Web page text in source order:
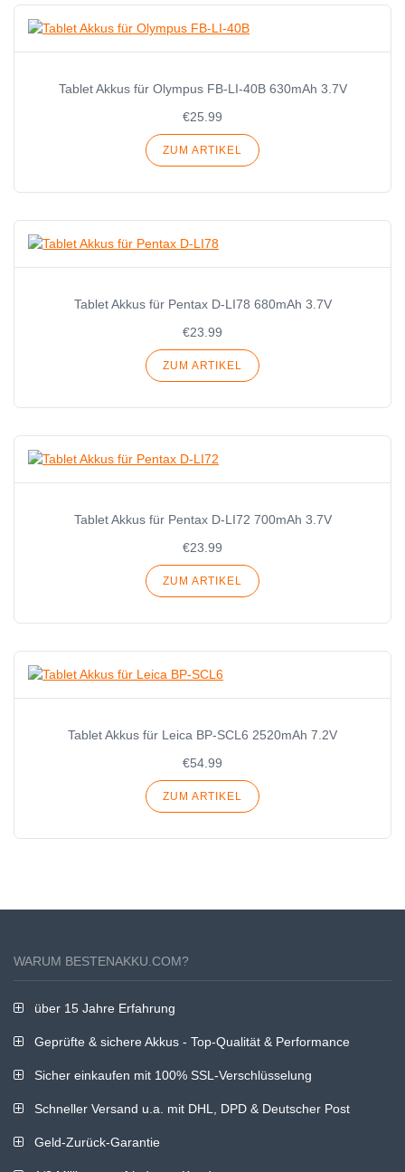
Tablet Akkus für Olympus FB-LI-40B 630mAh 3.7V
€25.99
ZUM ARTIKEL
Tablet Akkus für Pentax D-LI78 680mAh 3.7V
€23.99
ZUM ARTIKEL
Tablet Akkus für Pentax D-LI72 700mAh 3.7V
€23.99
ZUM ARTIKEL
Tablet Akkus für Leica BP-SCL6 2520mAh 7.2V
€54.99
ZUM ARTIKEL
WARUM BESTENAKKU.COM?
über 15 Jahre Erfahrung
Geprüfte & sichere Akkus - Top-Qualität & Performance
Sicher einkaufen mit 100% SSL-Verschlüsselung
Schneller Versand u.a. mit DHL, DPD & Deutscher Post
Geld-Zurück-Garantie